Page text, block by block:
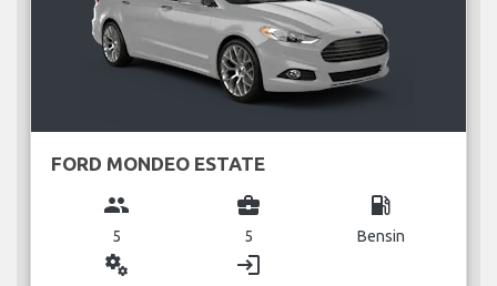
FORD MONDEO ESTATE
group
5
business_center
5
local_gas_station
Bensin
miscellaneous_services login